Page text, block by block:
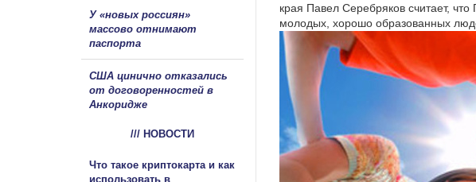
края Павел Серебряков считает,
молодых, хорошо образованных
У «новых россиян»
массово отнимают
паспорта
США цинично отказались
от договоренностей в
Анкоридже
/// НОВОСТИ
Что такое криптокарта и как
использовать в